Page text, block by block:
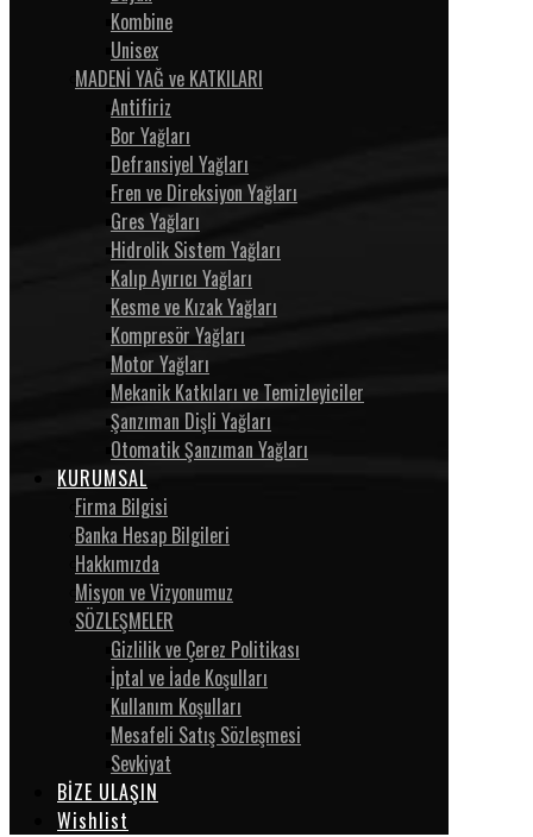
Kombine
Unisex
MADENİ YAĞ ve KATKILARI
Antifiriz
Bor Yağları
Defransiyel Yağları
Fren ve Direksiyon Yağları
Gres Yağları
Hidrolik Sistem Yağları
Kalıp Ayırıcı Yağları
Kesme ve Kızak Yağları
Kompresör Yağları
Motor Yağları
Mekanik Katkıları ve Temizleyiciler
Şanzıman Dişli Yağları
Otomatik Şanzıman Yağları
KURUMSAL
Firma Bilgisi
Banka Hesap Bilgileri
Hakkımızda
Misyon ve Vizyonumuz
SÖZLEŞMELER
Gizlilik ve Çerez Politikası
İptal ve İade Koşulları
Kullanım Koşulları
Mesafeli Satış Sözleşmesi
Sevkiyat
BİZE ULAŞIN
Wishlist